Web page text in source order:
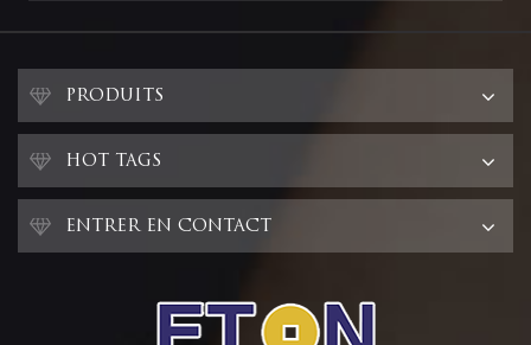
PRODUITS
HOT TAGS
ENTRER EN CONTACT